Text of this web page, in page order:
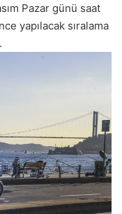
Pazar günü saat
yapılacak sıralama